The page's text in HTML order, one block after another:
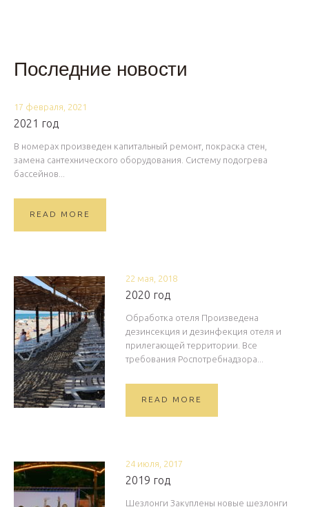
Последние новости
17 февраля, 2021
2021 год
В номерах произведен капитальный ремонт, покраска стен,
замена сантехнического оборудования. Систему подогрева
бассейнов...
READ MORE
22 мая, 2018
2020 год
Обработка отеля Произведена
дезинсекция и дезинфекция отеля и
прилегающей территории. Все
требования Роспотребнадзора...
READ MORE
24 июля, 2017
2019 год
Шезлонги Закуплены новые шезлонги